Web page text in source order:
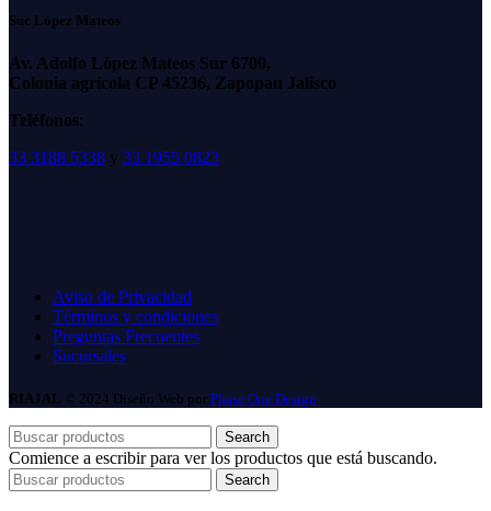
Suc López Mateos
Av. Adolfo López Mateos Sur 6700,
Colonia agrícola CP 45236, Zapopan Jalisco
Teléfonos:
33 3188 5338 y 33 1955 0823
Aviso de Privacidad
Términos y condiciones
Preguntas Frecuentes
Sucursales
RIAJAL © 2024 Diseño Web por Phase One Design
Search
Comience a escribir para ver los productos que está buscando.
Search